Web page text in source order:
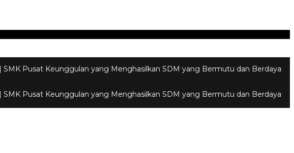
Pusat Keunggulan yang Menghasilkan SDM yang Bermutu dan Berdaya
Pusat Keunggulan yang Menghasilkan SDM yang Bermutu dan Berdaya